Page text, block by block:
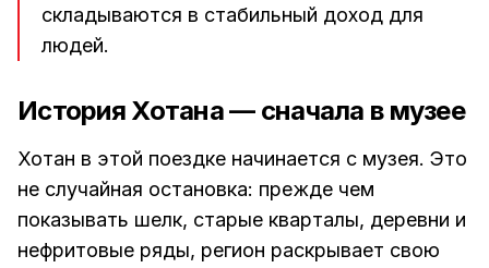
складываются в стабильный доход для
людей.
История Хотана — сначала в музее
Хотан в этой поездке начинается с музея. Это
не случайная остановка: прежде чем
показывать шелк, старые кварталы, деревни и
нефритовые ряды, регион раскрывает свою